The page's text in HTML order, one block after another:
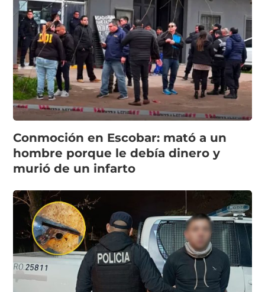
Conmoción en Escobar: mató a un
hombre porque le debía dinero y
murió de un infarto